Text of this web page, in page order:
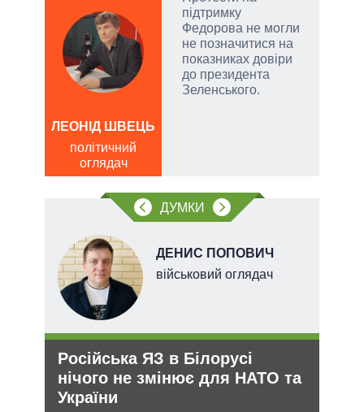
підтримку
Федорова не могли
не позначитися на
показниках довіри
до президента
Зеленського.
ЛЕОНІД ШВЕЦЬ
політичний
оглядач
ДУМКИ
ДЕНИС ПОПОВИЧ
військовий оглядач
Російська ЯЗ в Білорусі
нічого не змінює для НАТО та
України